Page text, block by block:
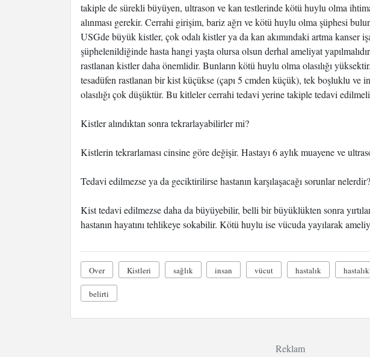
takiple de sürekli büyüyen, ultrason ve kan testlerinde kötü huylu olma
alınması gerekir. Cerrahi girişim, bariz ağrı ve kötü huylu olma şüphesi
USGde büyük kistler, çok odalı kistler ya da kan akımındaki artma kanser
şüphelenildiğinde hasta hangi yaşta olursa olsun derhal ameliyat
rastlanan kistler daha önemlidir. Bunların kötü huylu olma olasılığı
tesadüfen rastlanan bir kist küçükse (çapı 5 cmden küçük), tek boşluklu ve
olasılığı çok düşüktür. Bu kitleler cerrahi tedavi yerine takiple tedavi
Kistler alındıktan sonra tekrarlayabilirler mi?
Kistlerin tekrarlaması cinsine göre değişir. Hastayı 6 aylık muayene ve
Tedavi edilmezse ya da geciktirilirse hastanın karşılaşacağı sorunlar nelerdir?
Kist tedavi edilmezse daha da büyüyebilir, belli bir büyüklükten sonra
hastanın hayatını tehlikeye sokabilir. Kötü huylu ise vücuda yayılarak
Over Kistleri sağlık insan vücut hastalık
belirti
Reklam